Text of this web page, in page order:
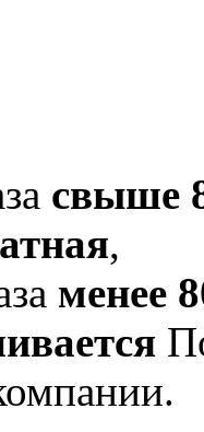
свыше
,
менее